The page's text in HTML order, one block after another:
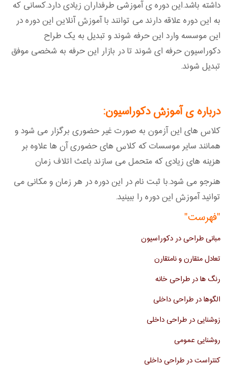
داشته باشد.این دوره ی آموزشی طرفداران زیادی دارد.کسانی که
به این دوره علاقه دارند می توانند با آموزش آنلاین این دوره در
این موسسه وارد این حرفه شوند و تبدیل به یک طراح
دکوراسیون حرفه ای شوند تا در بازار این حرفه به شخصی موفق
تبدیل شوند.
درباره ی آموزش دکوراسیون:
کلاس های این آزمون به صورت غیر حضوری برگزار می شود و
همانند سایر موسسات که کلاس های حضوری آن ها علاوه بر
هزینه های زیادی که متحمل می سازند باعث اتلاف زمان
هنرجو می شود.با ثبت نام در این دوره در هر زمان و مکانی می
توانید آموزش این دوره را ببینید.
"فهرست"
مبانی طراحی در دکوراسیون
تعادل متقارن و نامتقارن
رنگ ها در طراحی خانه
الگوها در طراحی داخلی
زوشنایی در طراحی داخلی
روشنایی عمومی
کنتراست در طراحی داخلی